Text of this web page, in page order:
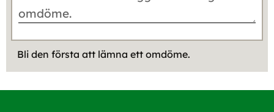
Bli den första att lämna ett omdöme.